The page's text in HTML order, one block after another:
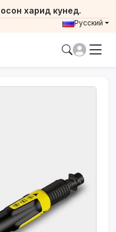
харид кунед.
Русский